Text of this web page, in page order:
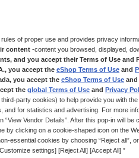
NUEVOS CLIENTES
Crear una cuenta
seguimiento de
CREAR UNA CUENTA
of proper use and provides privacy
content -content you browsed, displayed,
and you accept their Terms of Use and
you accept the eShop Terms of Use and
you accept the eShop Terms of Use and
the global Terms of Use and Privacy
party cookies) to help provide you with
and for statistics and advertising. For more
“View Vendor Details”. After this pop-in will be
by clicking on a cookie-shaped icon on the
essential cookies by choosing “Reject all”,
settings] [Reject All] [Accept All] ”